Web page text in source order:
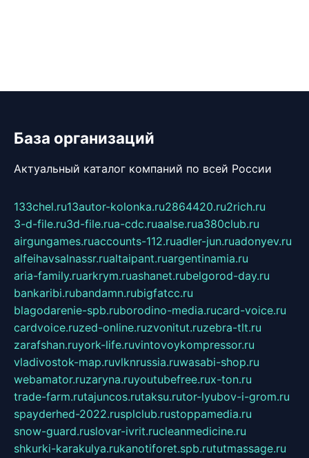
База организаций
Актуальный каталог компаний по всей России
133chel.ru13autor-kolonka.ru2864420.ru2rich.ru
3-d-file.ru3d-file.rua-cdc.ruaalse.rua380club.ru
airgungames.ruaccounts-112.ruadler-jun.ruadonyev.ru
alfeihavsalnassr.rualtaipant.ruargentinamia.ru
aria-family.ruarkrym.ruashanet.rubelgorod-day.ru
bankaribi.rubandamn.rubigfatcc.ru
blagodarenie-spb.ruborodino-media.rucard-voice.ru
cardvoice.ruzed-online.ruzvonitut.ruzebra-tlt.ru
zarafshan.ruyork-life.ruvintovoykompressor.ru
vladivostok-map.ruvlknrussia.ruwasabi-shop.ru
webamator.ruzaryna.ruyoutubefree.rux-ton.ru
trade-farm.rutajuncos.rutaksu.rutor-lyubov-i-grom.ru
spayderhed-2022.rusplclub.rustoppamedia.ru
snow-guard.ruslovar-ivrit.rucleanmedicine.ru
shkurki-karakulya.rukanotiforet.spb.rututmassage.ru